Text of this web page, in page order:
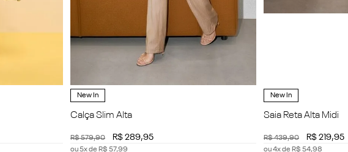
New In
Calça Slim Alta
R$579,90 R$ 289,95
ou5x de R$ 57,99
New In
Saia Reta Alta Midi
R$439,90 R$ 219,95
ou4x de R$ 54,98